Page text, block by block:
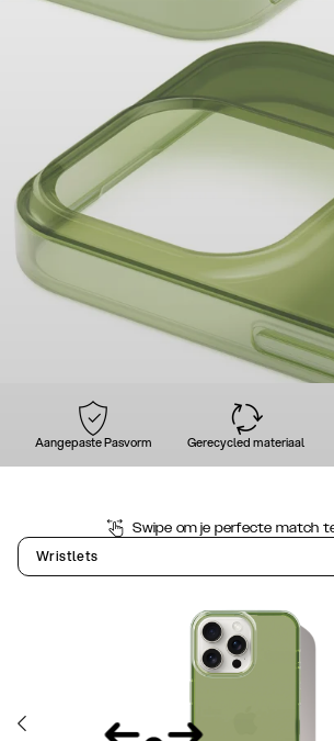
Aangepaste Pasvorm Gerecycled materiaal
Swipe om je perfecte match
Wristlets